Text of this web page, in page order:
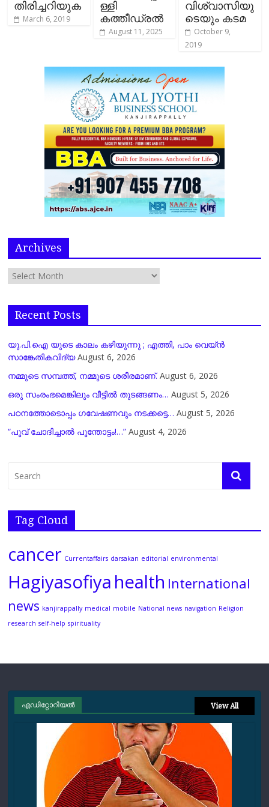
തിരിച്ചറിയുക
March 6, 2019
ള്ളി
കത്തീഡ്രൽ
August 11, 2025
വിശ്വാസിയു
ടെയും കടമ
October 9,
2019
Archives
Recent Posts
യു.പി.ഐ യുടെ കാലം കഴിയുന്നു ; എത്തി, പാം വെയ്ൻ
സാങ്കേതികവിദ്യ August 6, 2026
നമ്മുടെ സമ്പത്ത്, നമ്മുടെ ശരീരമാണ്. August 6, 2026
ഒരു സംരംഭമെങ്കിലും വീട്ടിൽ തുടങ്ങണം… August 5, 2026
പഠനത്തോടൊപ്പം ഗവേഷണവും നടക്കട്ടെ… August 5, 2026
“പൂവ് ചോദിച്ചാൽ പൂന്തോട്ടം!…” August 4, 2026
Tag Cloud
cancer Currentaffairs darsakan editorial environmental
Hagiyasofiya health International
news kanjirappally medical mobile National news navigation Religion
research self-help spirituality
എഡിറ്റോറിയല്‍ View All